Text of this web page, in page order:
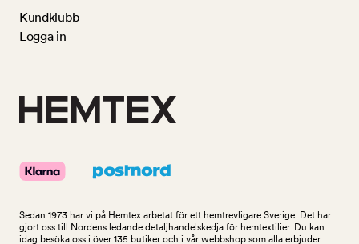
Kundklubb
Logga in
Sedan 1973 har vi på Hemtex arbetat för ett hemtrevligare Sverige. Det har
gjort oss till Nordens ledande detaljhandelskedja för hemtextilier. Du kan
idag besöka oss i över 135 butiker och i vår webbshop som alla erbjuder